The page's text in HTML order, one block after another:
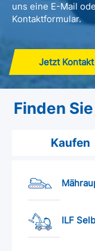
uns eine E-Mail
Kontaktformular.
Jetzt
Finden
Kaufen
ILF